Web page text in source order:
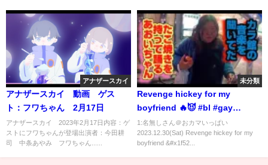
アナザースカイ
アナザースカイ 動画 ゲス
ト：フワちゃん 2月17日
アナザースカイ 2023年2月17日内容：ゲ
ストにフワちゃんが登場出演者：今田耕
司 中条あやみ フワちゃん......
未分類
Revenge hickey for my
boyfriend 🔥😈 #bl #gay
#couple #ゲイカップル #同性カ
ップル #lgbt #lgbtq #boyslove
1:名無しさん＠おカマいっぱい
2023.12.30(Sat) Revenge hickey for my
boyfriend &#x1f52...